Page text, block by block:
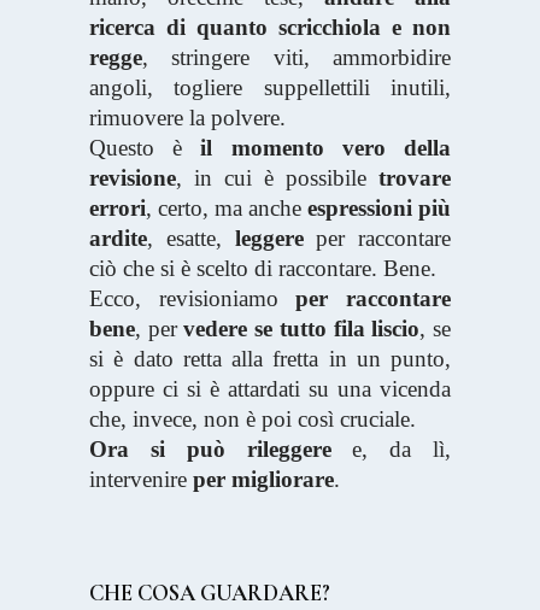
ricerca di quanto scricchiola e non
regge, stringere viti, ammorbidire
angoli, togliere suppellettili inutili,
rimuovere la polvere.
Questo èil momento vero della
revisione, in cui è possibile trovare
errori, certo, ma anche espressioni più
ardite, esatte, leggereper raccontare
ciò che si è scelto di raccontare. Bene.
Ecco, revisioniamoper raccontare
bene, pervedere se tutto fila liscio, se
si è dato retta alla fretta in un punto,
oppure ci si è attardati su una vicenda
che, invece, non è poi così cruciale.
Ora si può rileggeree, da lì,
intervenire per migliorare.
CHE COSA GUARDARE?